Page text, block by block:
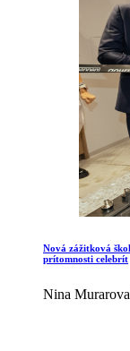
Nová zážitková
prítomnosti celebrít
Nina Murarova